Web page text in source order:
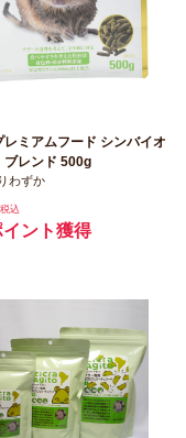
レミアムフード シンバイオ
ブレンド 500g
わずか
税込
ント獲得